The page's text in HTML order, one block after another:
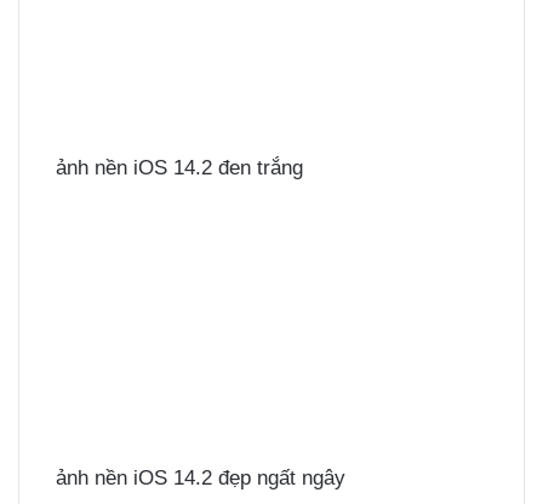
ảnh nền iOS 14.2 đen trắng
ảnh nền iOS 14.2 đẹp ngất ngây